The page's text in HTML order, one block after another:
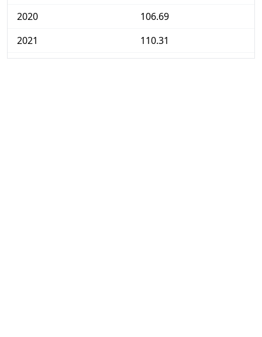
2020
106.69
2021
110.31